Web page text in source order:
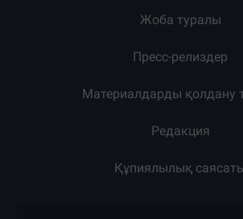
Жоба туралы
Пресс-релиздер
Материалдарды қолдану
Редакция
Құпиялылық